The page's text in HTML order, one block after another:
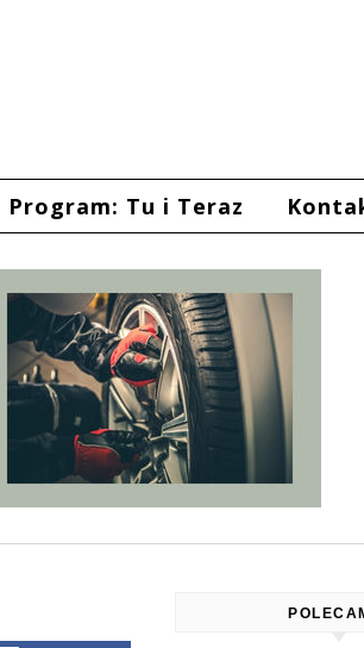
Program: Tu i Teraz